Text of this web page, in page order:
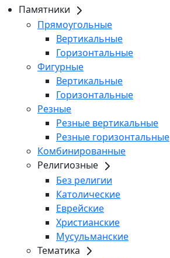
Памятники
Прямоугольные
Вертикальные
Горизонтальные
Фигурные
Вертикальные
Горизонтальные
Резные
Резные вертикальные
Резные горизонтальные
Комбинированные
Религиозные
Без религии
Католические
Еврейские
Христианские
Мусульманские
Тематика